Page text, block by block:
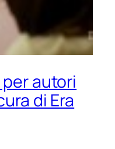
autori
di Era